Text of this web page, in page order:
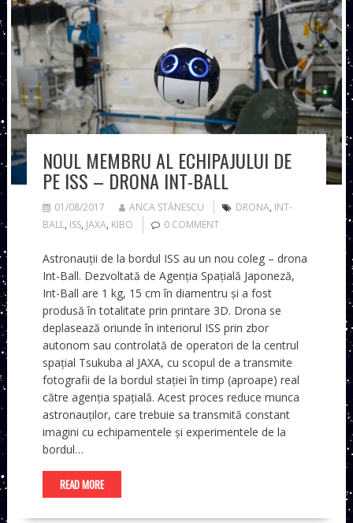
NOUL MEMBRU AL ECHIPAJULUI DE
PE ISS – DRONA INT-BALL
01/08/2017 ANCA STĂNESCU DRONA, INT-
BALL, ISS, JAXA, KIBO 0 COMMENT
Astronauții de la bordul ISS au un nou coleg – drona
Int-Ball. Dezvoltată de Agenția Spațială Japoneză,
Int-Ball are 1 kg, 15 cm în diamentru și a fost
produsă în totalitate prin printare 3D. Drona se
deplasează oriunde în interiorul ISS prin zbor
autonom sau controlată de operatori de la centrul
spațial Tsukuba al JAXA, cu scopul de a transmite
fotografii de la bordul stației în timp (aproape) real
către agenția spațială. Acest proces reduce munca
astronauților, care trebuie sa transmită constant
imagini cu echipamentele și experimentele de la
bordul…
READ MORE